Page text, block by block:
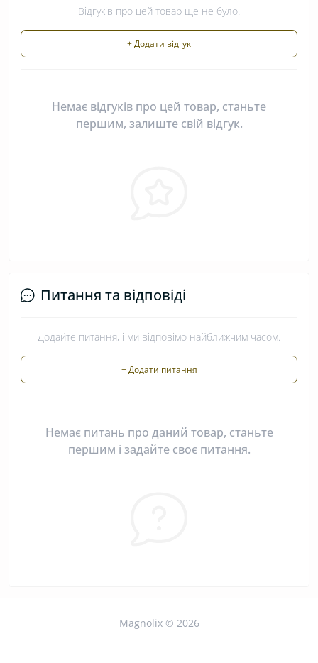
Відгуків про цей товар ще не було.
+ Додати відгук
Немає відгуків про цей товар, станьте
першим, залиште свій відгук.
Питання та відповіді
Додайте питання, і ми відповімо найближчим часом.
+ Додати питання
Немає питань про даний товар, станьте
першим і задайте своє питання.
Magnolix © 2026